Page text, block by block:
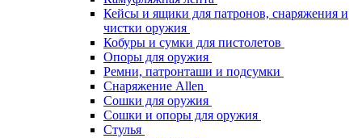
Кейсы и ящики для патронов, снаряжения и
чистки оружия
Кобуры и сумки для пистолетов
Опоры для оружия
Ремни, патронташи и подсумки
Снаряжение Allen
Сошки для оружия
Сошки и опоры для оружия
Стулья